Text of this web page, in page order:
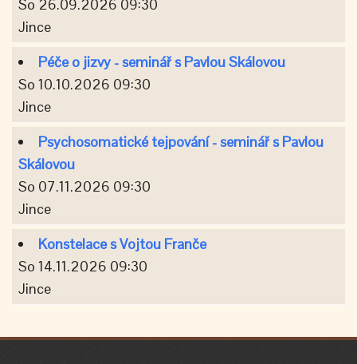
So 26.09.2026 09:30
Jince
Péče o jizvy - seminář s Pavlou Skálovou
So 10.10.2026 09:30
Jince
Psychosomatické tejpování - seminář s Pavlou
Skálovou
So 07.11.2026 09:30
Jince
Konstelace s Vojtou Franče
So 14.11.2026 09:30
Jince